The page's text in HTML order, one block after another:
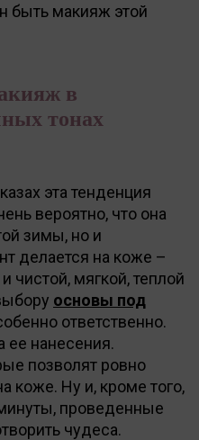
быть макияж этой
в
тонах
эта тенденция
вероятно, что она
зимы, но и
делается на коже –
чистой, мягкой, теплой
основы под
ответственно.
ее нанесения.
позволят ровно
коже. Ну и, кроме того,
проведенные
чудеса.